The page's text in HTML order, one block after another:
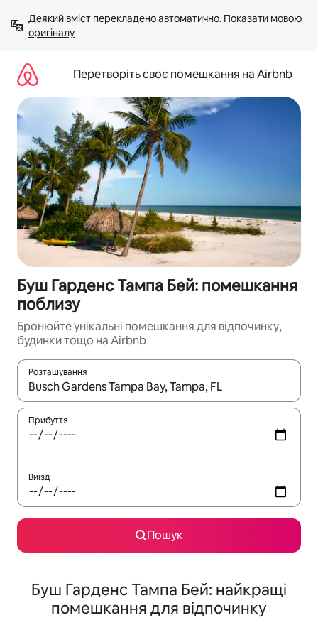
вмісту
Деякий вміст перекладено автоматично. Показати мовою
оригіналу
Перетворіть своє помешкання на Airbnb
Буш Гарденс Тампа Бей: помешкання
поблизу
Бронюйте унікальні помешкання для відпочинку,
будинки тощо на Airbnb
Розташування
Отримавши результати пошуку, використовуйте для
Прибуття
Виїзд
Пошук
Буш Гарденс Тампа Бей: найкращі
помешкання для відпочинку